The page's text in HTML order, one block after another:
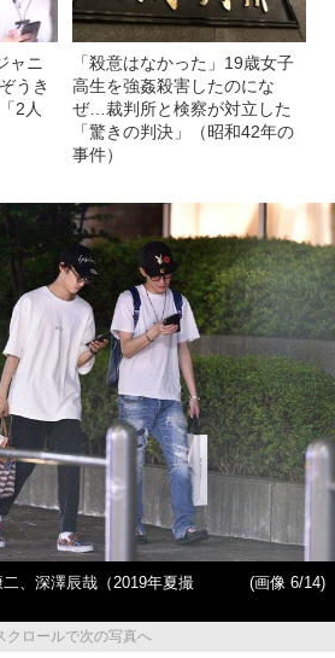
ャニ
うき
2人
「殺意はなかった」19歳女子
高生を強姦殺害したのにな
ぜ…裁判所と検察が対立した
「驚きの判決」（昭和42年の
事件）
、深澤辰哉（2019年夏撮
(画像 6/14)
クロールで次の写真へ